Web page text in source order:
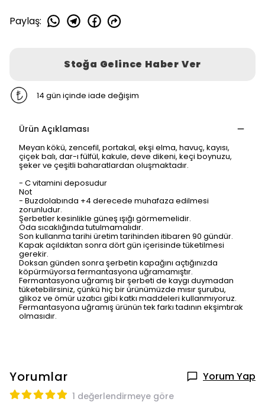
Paylaş:
Stoğa Gelince Haber Ver
14 gün içinde iade değişim
Ürün Açıklaması
Meyan kökü, zencefil, portakal, ekşi elma, havuç, kayısı,
çiçek balı, dar-ı fülfül, kakule, deve dikeni, keçi boynuzu,
şeker ve çeşitli baharatlardan oluşmaktadır.
- C vitamini deposudur
Not
- Buzdolabında +4 derecede muhafaza edilmesi
zorunludur.
Şerbetler kesinlikle güneş ışığı görmemelidir.
Oda sıcaklığında tutulmamalıdır.
Son kullanma tarihi üretim tarihinden itibaren 90 gündür.
Kapak açıldıktan sonra dört gün içerisinde tüketilmesi
gerekir.
Doksan günden sonra şerbetin kapağını açtığınızda
köpürmüyorsa fermantasyona uğramamıştır.
Fermantasyona uğramış bir şerbeti de kaygı duymadan
tüketebilirsiniz, çünkü hiç bir ürünümüzde mısır şurubu,
glikoz ve ömür uzatıcı gibi katkı maddeleri kullanmıyoruz.
Fermantasyona uğramış ürünün tek farkı tadının ekşimtırak
olmasıdır.
Yorumlar Yorum Yap
1 değerlendirmeye göre